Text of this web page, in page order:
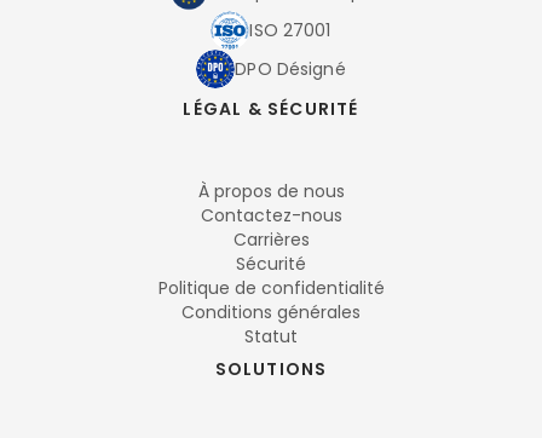
ISO 27001
DPO Désigné
LÉGAL & SÉCURITÉ
À propos de nous
Contactez-nous
Carrières
Sécurité
Politique de confidentialité
Conditions générales
Statut
SOLUTIONS